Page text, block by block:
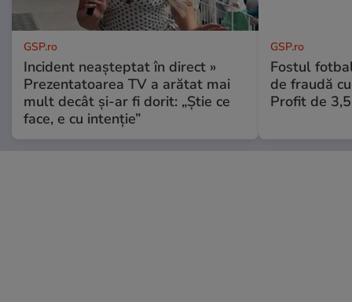
GSP.ro
Incident neașteptat în direct »
Prezentatoarea TV a arătat mai
mult decât și-ar fi dorit: „Știe ce
face, e cu intenție”
GSP.ro
Fostul
de fraudă
Profit de